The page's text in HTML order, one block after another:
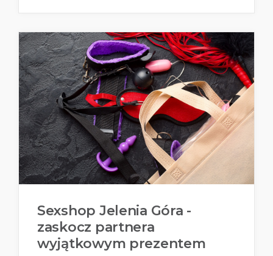
Sexshop Jelenia Góra -
zaskocz partnera
wyjątkowym prezentem